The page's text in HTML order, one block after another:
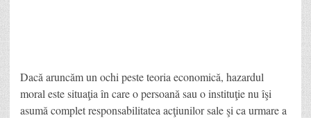
Dacă aruncăm un ochi peste teoria economică, hazardul
moral este situaţia în care o persoană sau o instituţie nu îşi
asumă complet responsabilitatea acţiunilor sale şi ca urmare a